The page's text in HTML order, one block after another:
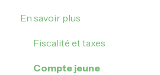
Transmutation
Mes plus ou moins values
Parrainage
Mettre à jour mon compte
Fermeture de mon compte
En savoir plus
Fiscalité et taxes
Compte jeune